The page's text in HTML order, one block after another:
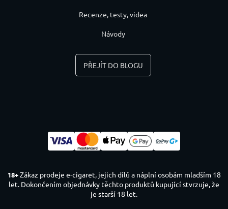
Recenze, testy, videa
Návody
PŘEJÍT DO BLOGU
18+Zákaz prodeje e-cigaret, jejich dílů a náplní osobám mladším 18
let. Dokončením objednávky těchto produktů kupující stvrzuje, že
je starší 18 let.